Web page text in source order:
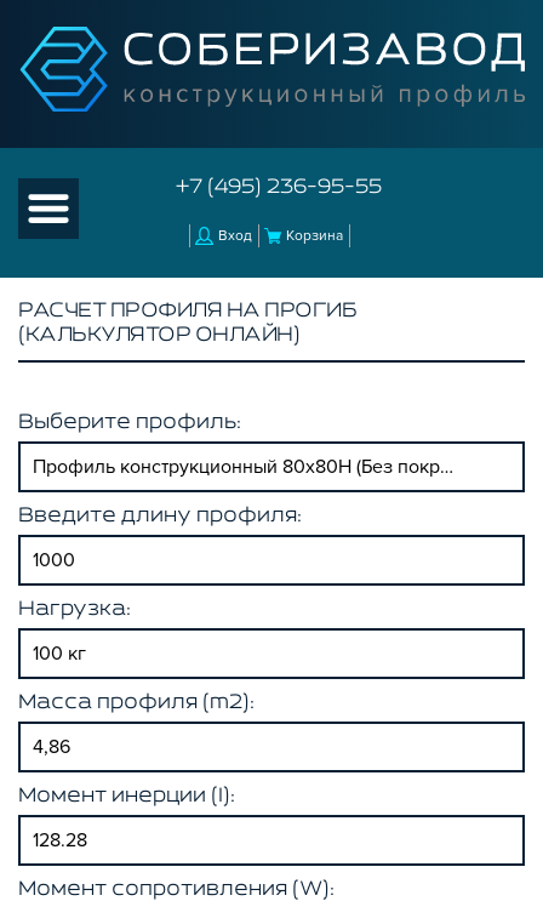
+7 (495) 236-95-55
Вход Корзина
РАСЧЕТ ПРОФИЛЯ НА ПРОГИБ
(КАЛЬКУЛЯТОР ОНЛАЙН)
Выберите профиль:
Профиль конструкционный 80х80H (Без покрытия)
Введите длину профиля:
Нагрузка:
Масса профиля (m2):
Момент инерции (I):
Момент сопротивления (W):